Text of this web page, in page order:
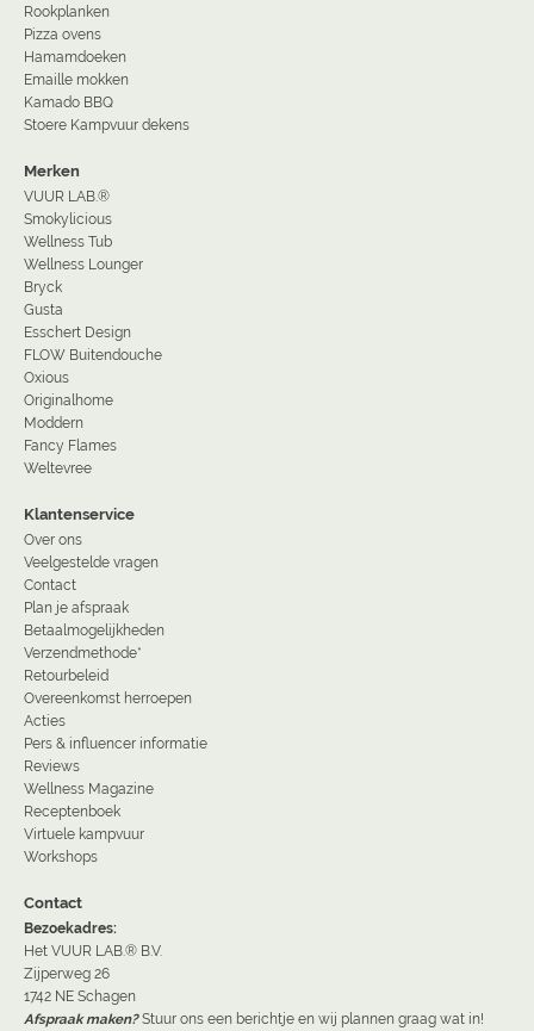
Rookplanken
Pizza ovens
Hamamdoeken
Emaille mokken
Kamado BBQ
Stoere Kampvuur dekens
Merken
VUUR LAB.®
Smokylicious
Wellness Tub
Wellness Lounger
Bryck
Gusta
Esschert Design
FLOW Buitendouche
Oxious
Originalhome
Moddern
Fancy Flames
Weltevree
Klantenservice
Over ons
Veelgestelde vragen
Contact
Plan je afspraak
Betaalmogelijkheden
Verzendmethode*
Retourbeleid
Overeenkomst herroepen
Acties
Pers & influencer informatie
Reviews
Wellness Magazine
Receptenboek
Virtuele kampvuur
Workshops
Contact
Bezoekadres:
Het VUUR LAB.® B.V.
Zijperweg 26
1742 NE Schagen
Afspraak maken? Stuur ons een berichtje en wij plannen graag wat in!